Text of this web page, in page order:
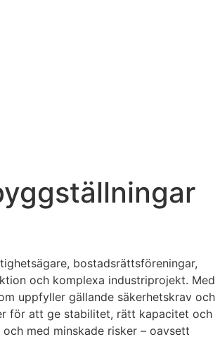
bostadsrättsföreningar,
och komplexa industriprojekt. Med
uppfyller gällande säkerhetskrav och
för att ge stabilitet, rätt kapacitet och
med minskade risker – oavsett